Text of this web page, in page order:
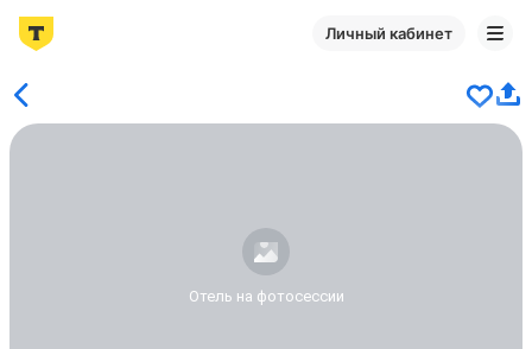
Личный кабинет
Отель на фотосессии